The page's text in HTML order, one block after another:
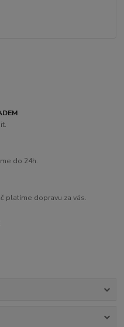
do 24h.
platíme dopravu za vás.